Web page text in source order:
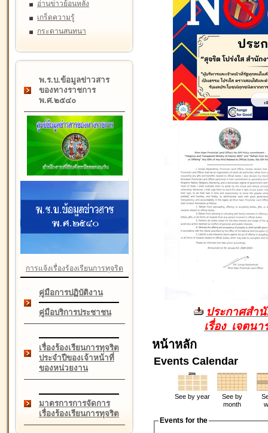
อ่านข่าวย้อนหลัง
เกร็ดความรู้
กระดานสนทนา
พ.ร.บ.ข้อมูลข่าวสาร
ของทางราชการ
พ.ศ.๒๕๔๐
การแจ้งเรื่องร้องเรียนการทุจริต
คู่มือการปฏิบัติงาน
คู่มือบริการประชาชน
เรื่องร้องเรียนการทุจริต
ประจำปีของเจ้าหน้าที่
ของหน่วยงาน
มาตรการการจัดการ
เรื่องร้องเรียนการทุจริต
ประกาศสำ
เรื่อง เจตน
หน้าหลัก
Events Calendar
See by year
See by
month
Events for the